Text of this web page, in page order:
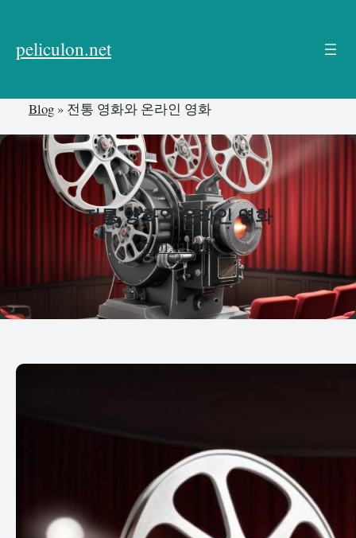
뛰
peliculon.net
Blog» 전통 영화와 온라인 영화
전통 영화와 온라인 영화
01.03.2026